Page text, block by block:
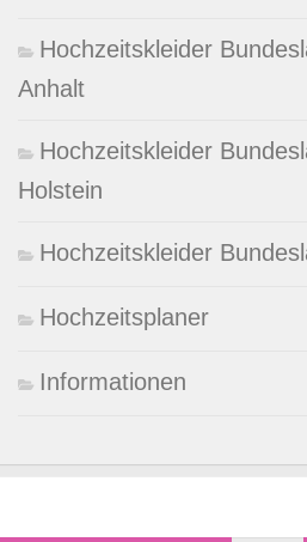
Hochzeitskleider
Anhalt
Hochzeitskleider
Holstein
Hochzeitskleider
Hochzeitsplaner
Informationen